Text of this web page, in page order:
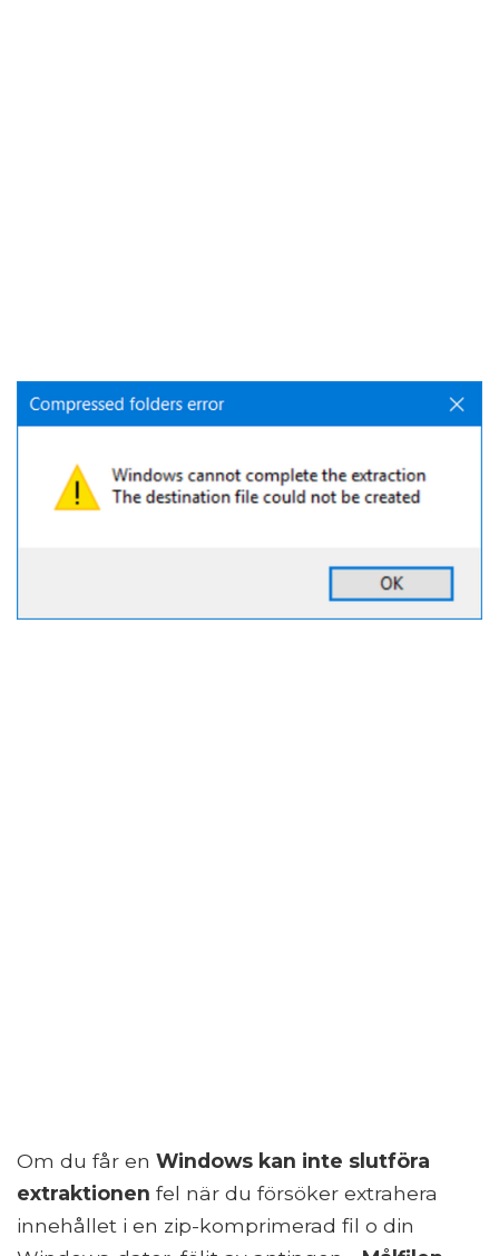
Om du får en Windows kan inte slutföra
extraktionen fel när du försöker extrahera
innehållet i en zip-komprimerad fil o din